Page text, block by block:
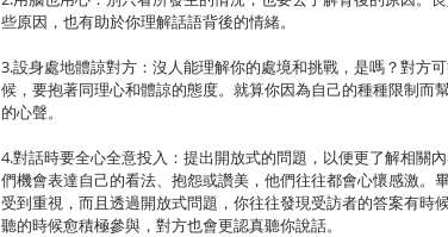
些原因，也有助於你理解話語背後的情緒。
3.設身處地體諒對方：沒人能理解你的處境和挑戰，是嗎？對方
候，要抱著同理心和體諒的態度。就算你因為自己的種種限制而
的心聲。
4.對話時要全心全意投入：提出開放式的問題，以便更了解相關
們機會表達自己的看法、抱怨或讚美，他們往往都會心懷感激。
受到重視，而且透過開放式問題，你往往發現受訪者的答案有時
聽的時候愈積極參與，對方也會更認真聽你說話。